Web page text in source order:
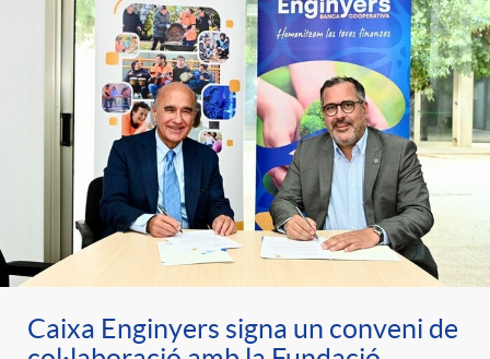
Caixa Enginyers signa un conveni de